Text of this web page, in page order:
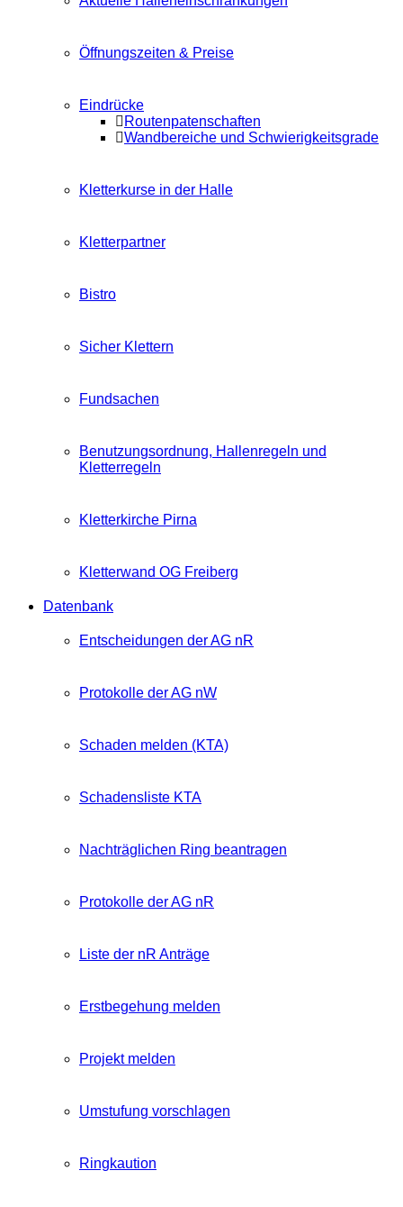
Öffnungszeiten & Preise
Eindrücke
Routenpatenschaften
Wandbereiche und Schwierigkeitsgrade
Kletterkurse in der Halle
Kletterpartner
Bistro
Sicher Klettern
Fundsachen
Benutzungsordnung, Hallenregeln und
Kletterregeln
Kletterkirche Pirna
Kletterwand OG Freiberg
Datenbank
Entscheidungen der AG nR
Protokolle der AG nW
Schaden melden (KTA)
Schadensliste KTA
Nachträglichen Ring beantragen
Protokolle der AG nR
Liste der nR Anträge
Erstbegehung melden
Projekt melden
Umstufung vorschlagen
Ringkaution